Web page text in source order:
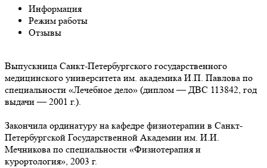
Информация
Режим работы
Отзывы
Выпускница Санкт-Петербургского государственного
медицинского университета им. академика И.П. Павлова по
специальности «Лечебное дело» (диплом — ДВС 113842, год
выдачи — 2001 г.).
Закончила ординатуру на кафедре физиотерапии в Санкт-
Петербургской Государственной Академии им. И.И.
Мечникова по специальности «Физиотерапия и
курортология», 2003 г.